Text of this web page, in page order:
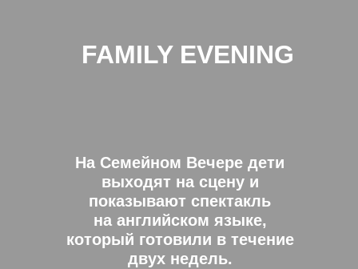
На Семейном Вечере дети
выходят на сцену и
показывают спектакль
на английском языке,
который готовили в течение
двух недель.
FAMILY EVENING